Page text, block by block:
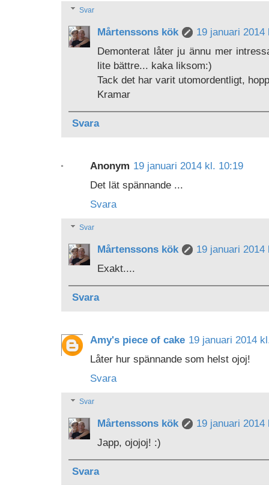
Svar
Mårtenssons kök
19 januari 2014
Demonterat låter ju ännu mer
lite bättre... kaka liksom:)
Tack det har varit utomordentligt,
Kramar
Svara
Anonym 19 januari 2014 kl. 10:19
Det lät spännande ...
Svara
Svar
Mårtenssons kök
19 januari 2014
Exakt....
Svara
Amy's piece of cake 19 januari 2014
Låter hur spännande som helst ojoj!
Svara
Svar
Mårtenssons kök
19 januari 2014
Japp, ojojoj! :)
Svara